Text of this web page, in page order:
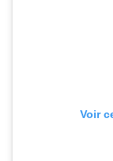
Voir